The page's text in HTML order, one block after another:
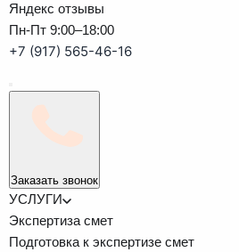
Яндекс отзывы
Пн-Пт 9:00–18:00
+7 (917) 565-46-16
Заказать звонок
УСЛУГИ
Экспертиза смет
Подготовка к экспертизе смет